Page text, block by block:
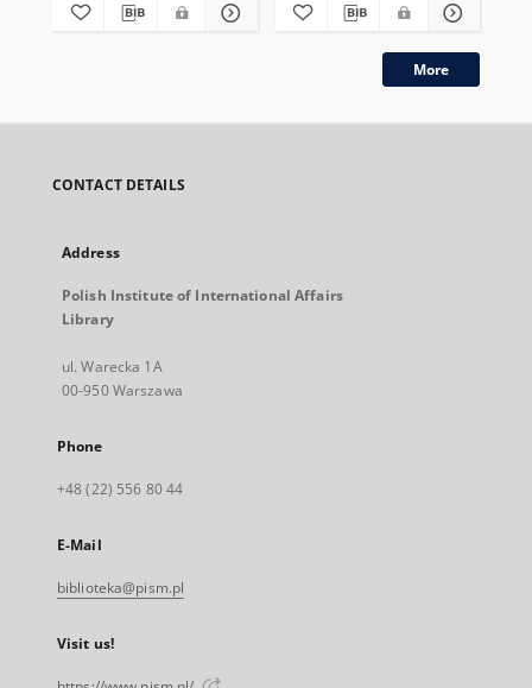
More
CONTACT DETAILS
Address
Polish Institute of International Affairs
Library
ul. Warecka 1A
00-950 Warszawa
Phone
+48 (22) 556 80 44
E-Mail
biblioteka@pism.pl
Visit us!